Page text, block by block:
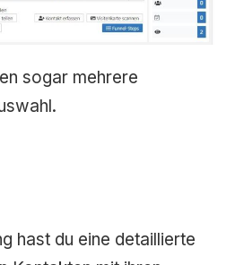
sogar mehrere
hast du eine detaillierte